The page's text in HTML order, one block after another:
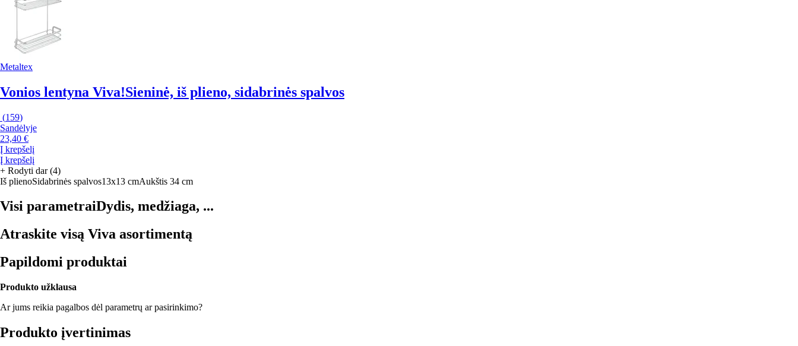
Metaltex
Vonios lentyna Viva!Sieninė, iš plieno, sidabrinės spalvos
(159)
Sandėlyje
23,40 €
Į krepšelį
Į krepšelį
+ Rodyti dar (4)
Iš plienoSidabrinės spalvos13x13 cmAukštis 34 cm
Visi parametraiDydis, medžiaga, ...
Atraskite visą Viva asortimentą
Papildomi produktai
Produkto užklausa
Ar jums reikia pagalbos dėl parametrų ar pasirinkimo?
Produkto įvertinimas